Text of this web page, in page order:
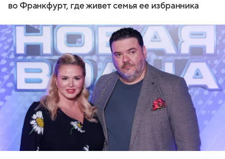
во Франкфурт, где живет семья ее избранника